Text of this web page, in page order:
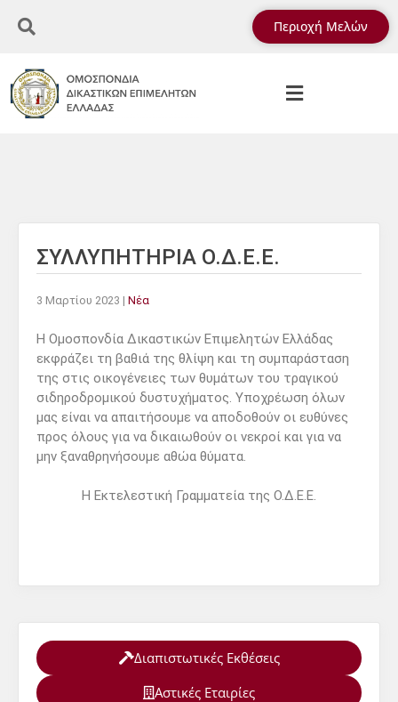
Περιοχή Μελών
ΣΥΛΛΥΠΗΤΗΡΙΑ Ο.Δ.Ε.Ε.
3 Μαρτίου 2023 | Νέα
Η Ομοσπονδία Δικαστικών Επιμελητών Ελλάδας
εκφράζει τη βαθιά της θλίψη και τη συμπαράσταση
της στις οικογένειες των θυμάτων του τραγικού
σιδηροδρομικού δυστυχήματος. Υποχρέωση όλων
μας είναι να απαιτήσουμε να αποδοθούν οι ευθύνες
προς όλους για να δικαιωθούν οι νεκροί και για να
μην ξαναθρηνήσουμε αθώα θύματα.
Η Εκτελεστική Γραμματεία της Ο.Δ.Ε.Ε.
Διαπιστωτικές Εκθέσεις
Αστικές Εταιρίες